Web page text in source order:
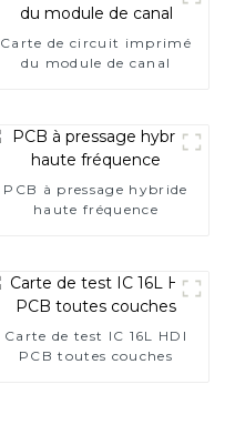
Carte de circuit imprimé
du module de canal
PCB à pressage hybride
haute fréquence
Carte de test IC 16L HDI
PCB toutes couches